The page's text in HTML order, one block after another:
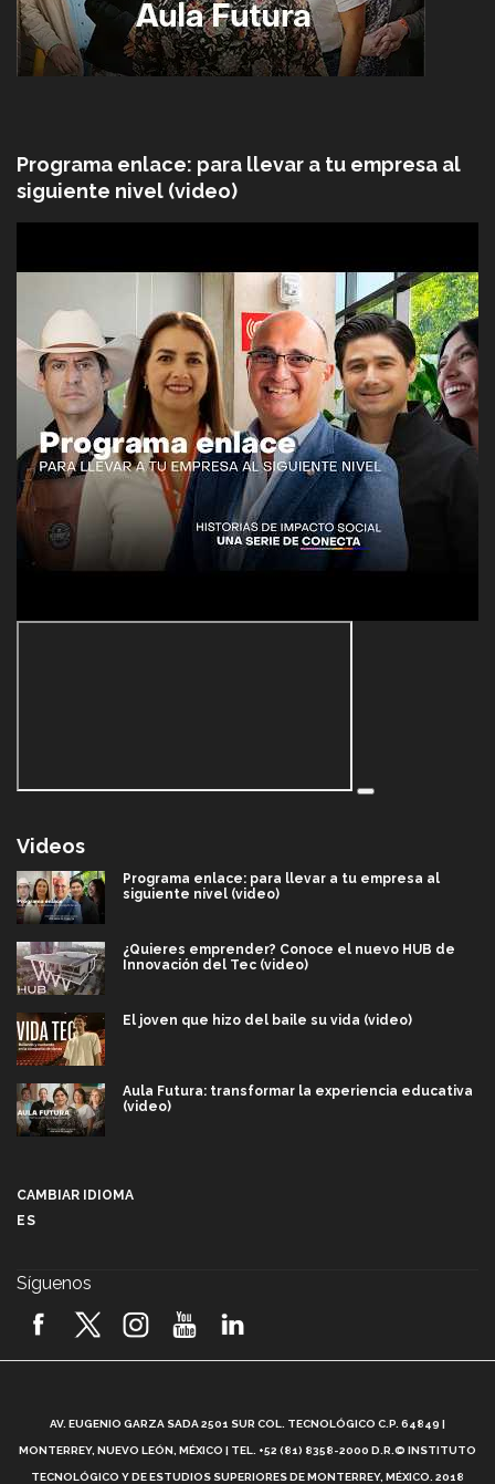
Programa enlace: para llevar a tu empresa al
siguiente nivel (video)
Videos
Programa enlace: para llevar a tu empresa al
siguiente nivel (video)
¿Quieres emprender? Conoce el nuevo HUB de
Innovación del Tec (video)
El joven que hizo del baile su vida (video)
Aula Futura: transformar la experiencia educativa
(video)
2026! (video)
¿Cómo es el Modelo Educativo Tec? (video)
CAMBIAR IDIOMA
ES
Síguenos
AV. EUGENIO GARZA SADA 2501 SUR COL. TECNOLÓGICO C.P. 64849 |
MONTERREY, NUEVO LEÓN, MÉXICO | TEL. +52 (81) 8358-2000 D.R.© INSTITUTO
TECNOLÓGICO Y DE ESTUDIOS SUPERIORES DE MONTERREY, MÉXICO. 2018